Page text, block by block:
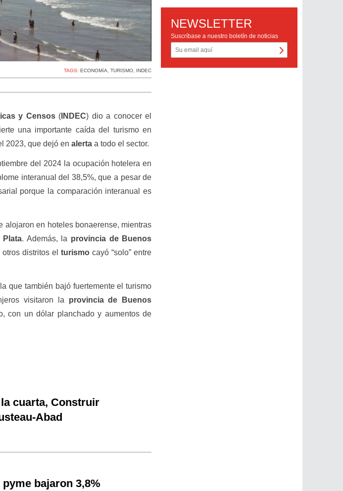
TAGS:ECONOMíA ,TURISMO INDEC
y Censos ( INDEC) dio a conocer el
una importante caída del turismo en
2023, que dejó enalertaa todo el sector.
del 2024 la ocupación hotelera en
interanual del 38,5%, que a pesar de
porque la comparación interanual es
alojaron en hoteles bonaerense, mientras
Plata. Además, la provincia de Buenos
otros distritos elturismocayó “solo” entre
que también bajó fuertemente el turismo
visitaron la provincia de Buenos
con un dólar planchado y aumentos de
cuarta, Construir
Abad
bajaron 3,8%
NEWSLETTER
Suscríbase a nuestro boletín de noticias